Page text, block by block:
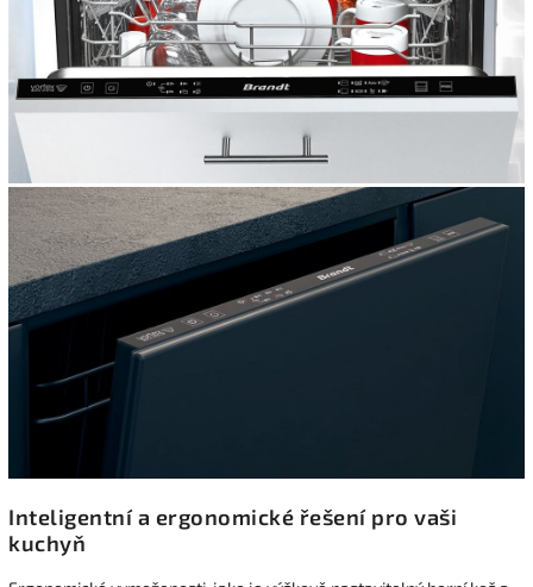
Inteligentní a ergonomické řešení pro vaši
kuchyň